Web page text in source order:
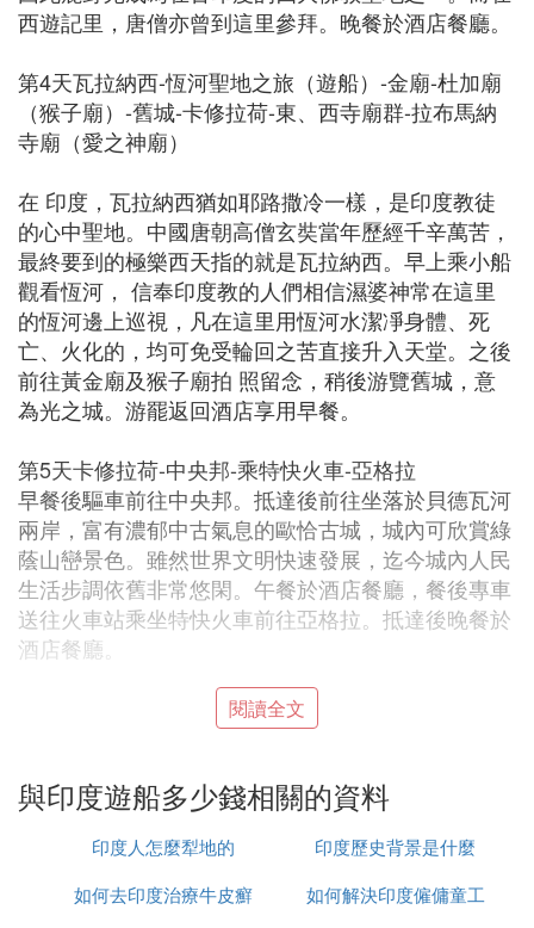
西遊記里，唐僧亦曾到這里參拜。晚餐於酒店餐廳。
第4天瓦拉納西-恆河聖地之旅（遊船）-金廟-杜加廟
（猴子廟）-舊城-卡修拉荷-東、西寺廟群-拉布馬納
寺廟（愛之神廟）
在 印度，瓦拉納西猶如耶路撒冷一樣，是印度教徒
的心中聖地。中國唐朝高僧玄奘當年歷經千辛萬苦，
最終要到的極樂西天指的就是瓦拉納西。早上乘小船
觀看恆河， 信奉印度教的人們相信濕婆神常在這里
的恆河邊上巡視，凡在這里用恆河水潔凈身體、死
亡、火化的，均可免受輪回之苦直接升入天堂。之後
前往黃金廟及猴子廟拍 照留念，稍後游覽舊城，意
為光之城。游罷返回酒店享用早餐。
第5天卡修拉荷-中央邦-乘特快火車-亞格拉
早餐後驅車前往中央邦。抵達後前往坐落於貝德瓦河
兩岸，富有濃郁中古氣息的歐恰古城，城內可欣賞綠
蔭山巒景色。雖然世界文明快速發展，迄今城內人民
生活步調依舊非常悠閑。午餐於酒店餐廳，餐後專車
送往火車站乘坐特快火車前往亞格拉。抵達後晚餐於
酒店餐廳。
第6天泰姬陵-亞格拉城堡（紅堡）-大理石工廠
早 餐後開始暢游亞格拉名勝，首先前往世界七大建
四個小孩後去世，皇後死前沙賈汗皇答應為她修建一
時間，選用純白大理石為建築材料，建造了這個印度
地標。同時也印證了他對愛情的忠貞不二。（入內參
閱讀全文
與印度遊船多少錢相關的資料
印度人怎麼犁地的
印度歷史背景是什麼
如何去印度治療牛皮癬
如何解決印度僱傭童工